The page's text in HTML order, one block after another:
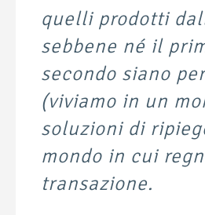
quelli prodotti
sebbene né il
secondo siano
(viviamo in un
soluzioni di
mondo in cui
transazione.